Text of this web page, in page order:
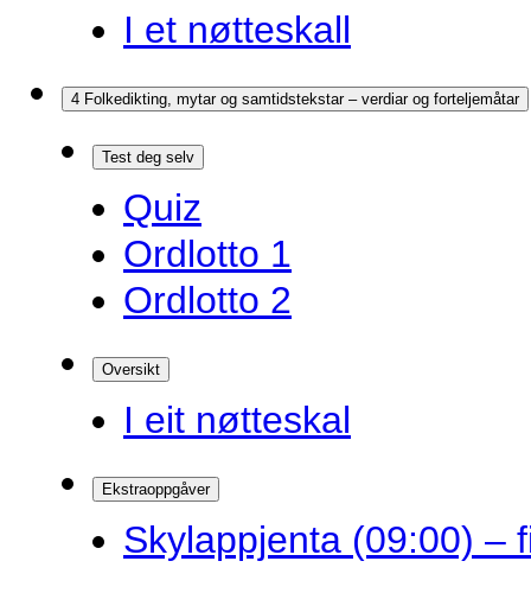
I et nøtteskall
4 Folkedikting, mytar og samtidstekstar – verdiar og forteljemåtar
Test deg selv
Quiz
Ordlotto 1
Ordlotto 2
Oversikt
I eit nøtteskal
Ekstraoppgåver
Skylappjenta (09:00) –